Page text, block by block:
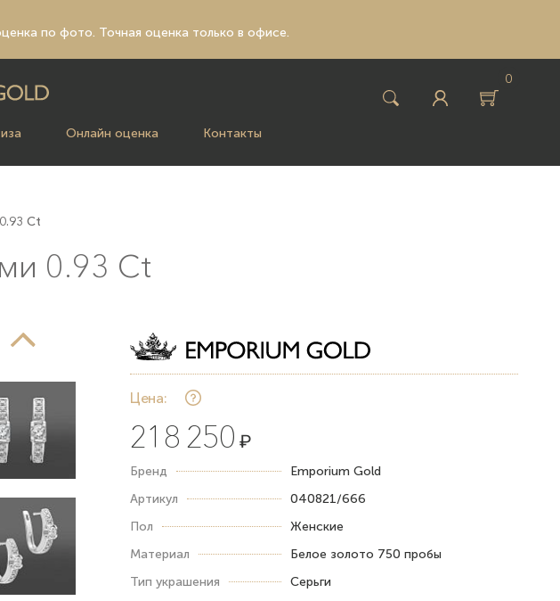
по фото. Точная оценка только в офисе.
0
Онлайн оценка Контакты
Ct
0.93 Ct
Цена:
218 250 ₽
Бренд
Emporium Gold
Артикул
040821/666
Пол
Женские
Материал
Белое золото 750 пробы
Тип украшения
Серьги